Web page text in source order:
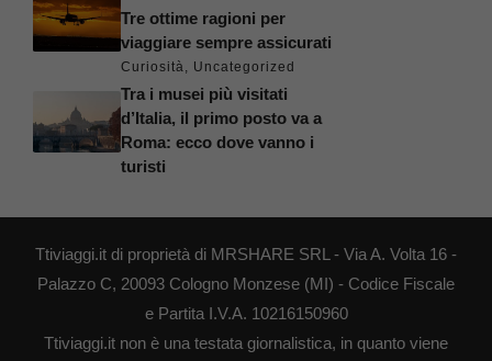
Tre ottime ragioni per
viaggiare sempre assicurati
Curiosità, Uncategorized
Tra i musei più visitati
d’Italia, il primo posto va a
Roma: ecco dove vanno i
turisti
Ttiviaggi.it di proprietà di MRSHARE SRL - Via A. Volta 16 -
Palazzo C, 20093 Cologno Monzese (MI) - Codice Fiscale
e Partita I.V.A. 10216150960
Ttiviaggi.it non è una testata giornalistica, in quanto viene